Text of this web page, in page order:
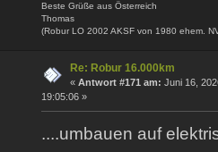
Beste Grüße aus Österreich
Thomas
(Robur LO 2002 AKSF von 1980 ehem.
Re: Robur 16.000km
« Antwort #171 am: Juni 16,
19:05:06 »
....umbauen auf